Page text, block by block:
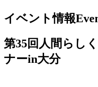
イベント情報
第35回人間らし
ナーin大分